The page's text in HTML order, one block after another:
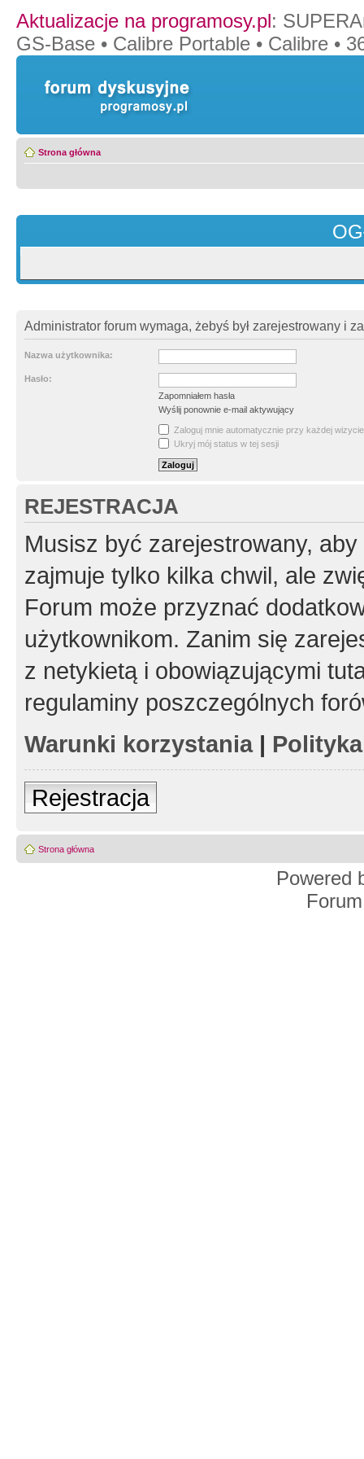
Aktualizacje na programosy.pl:
GS-Base • Calibre Portable • Calibre •
Strona główna
Administrator forum wymaga, żebyś był zarejestrowany i
Nazwa użytkownika:
Hasło:
Zapomniałem hasła
Wyślij ponownie e-mail aktywujący
Zaloguj mnie automatycznie przy każdej wizycie
Ukryj mój status w tej sesji
REJESTRACJA
Musisz być zarejestrowany,
zajmuje tylko kilka chwil, ale
Forum może przyznać
użytkownikom. Zanim się
z netykietą i obowiązującymi
regulaminy poszczególnych
Warunki korzystania|
Rejestracja
Strona główna
Powered